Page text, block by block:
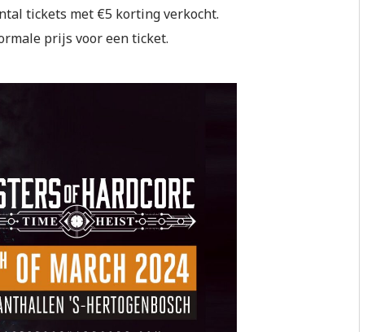
tickets met €5 korting verkocht.
prijs voor een ticket.